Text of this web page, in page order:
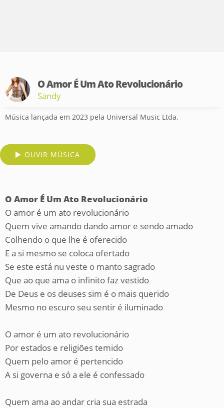
O Amor É Um Ato Revolucionário
Sandy
Música lançada em 2023 pela Universal Music Ltda.
OUVIR MÚSICA
O Amor É Um Ato Revolucionário
O amor é um ato revolucionário
Quem vive amando dando amor e sendo amado
Colhendo o que lhe é oferecido
E a si mesmo se coloca ofertado
Se este está nu veste o manto sagrado
Que ao que ama o infinito faz vestido
De Deus e os deuses sim é o mais querido
Mesmo no escuro seu sentir é iluminado
O amor é um ato revolucionário
Por estados e religiões temido
Quem pelo amor é pertencido
A si governa e só a ele é confessado
Quem ama ao andar cria sua estrada